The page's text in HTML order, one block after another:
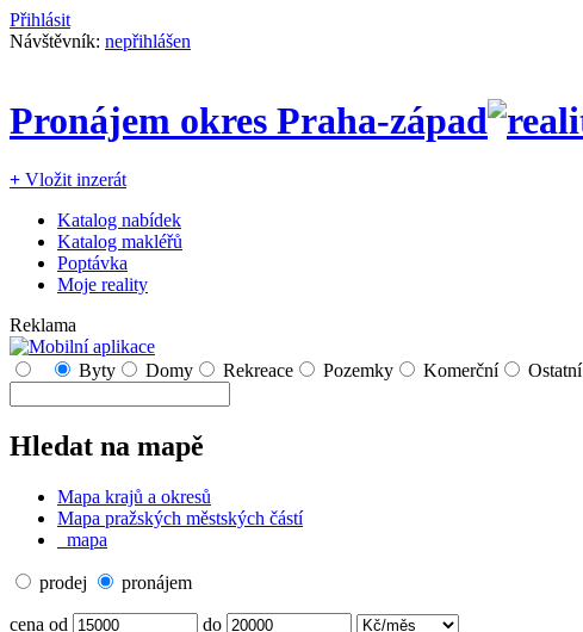
Přihlásit
Návštěvník: nepřihlášen
Pronájem okres Praha-západ
+ Vložit inzerát
Katalog nabídek
Katalog makléřů
Poptávka
Moje reality
Reklama
Byty Domy Rekreace Pozemky Komerční Ostatní
Hledat na mapě
Mapa krajů a okresů
Mapa pražských městských částí
mapa
prodej pronájem
cena od do